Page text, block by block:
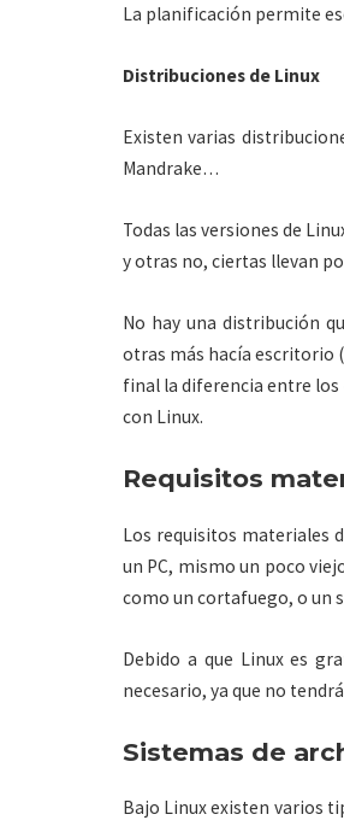
La planificación permite
Distribuciones de Linux
Existen varias
Mandrake…
Todas las versiones de
y otras no, ciertas llevan
No hay una distribución
otras más hacía escritorio
final la diferencia entre los
con Linux.
Requisitos
Los requisitos materiales
un PC, mismo un poco
como un cortafuego, o un
Debido a que Linux es
necesario, ya que no
Sistemas de
Bajo Linux existen varios